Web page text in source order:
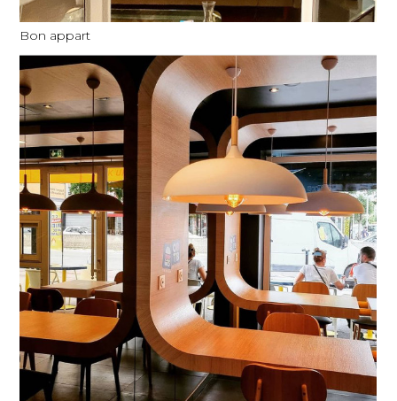
Bon appart